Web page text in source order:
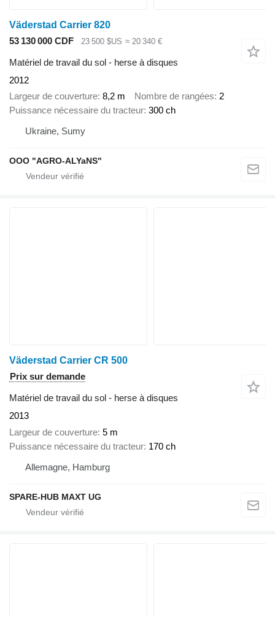
Väderstad Carrier 820
53 130 000 CDF
23 500 $US ≈ 20 340 €
Matériel de travail du sol - herse à disques
2012
Largeur de couverture 8,2 m Nombre de rangées 2
Puissance nécessaire du tracteur 300 ch
Ukraine, Sumy
OOO "AGRO-ALYaNS"
Väderstad Carrier CR 500
Prix sur demande
Matériel de travail du sol - herse à disques
2013
Largeur de couverture 5 m
Puissance nécessaire du tracteur 170 ch
Allemagne, Hamburg
SPARE-HUB MAXT UG